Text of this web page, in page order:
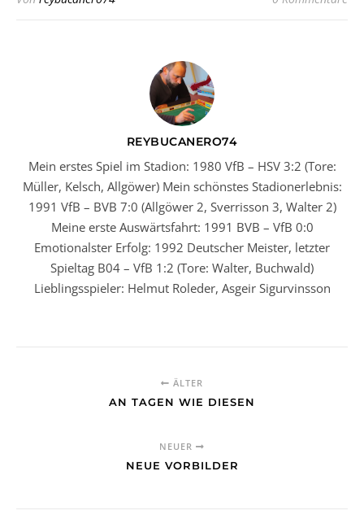
REYBUCANERO74
Mein erstes Spiel im Stadion: 1980 VfB – HSV 3:2 (Tore:
Müller, Kelsch, Allgöwer) Mein schönstes Stadionerlebnis:
1991 VfB – BVB 7:0 (Allgöwer 2, Sverrisson 3, Walter 2)
Meine erste Auswärtsfahrt: 1991 BVB – VfB 0:0
Emotionalster Erfolg: 1992 Deutscher Meister, letzter
Spieltag B04 – VfB 1:2 (Tore: Walter, Buchwald)
Lieblingsspieler: Helmut Roleder, Asgeir Sigurvinsson
ÄLTER
AN TAGEN WIE DIESEN
NEUER
NEUE VORBILDER